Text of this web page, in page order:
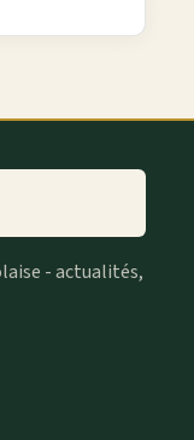
- actualités,